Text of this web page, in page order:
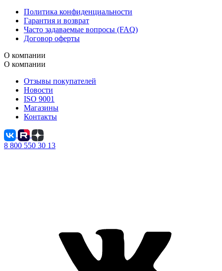
Политика конфиденциальности
Гарантия и возврат
Часто задаваемые вопросы (FAQ)
Договор оферты
О компании
О компании
Отзывы покупателей
Новости
ISO 9001
Магазины
Контакты
8 800 550 30 13